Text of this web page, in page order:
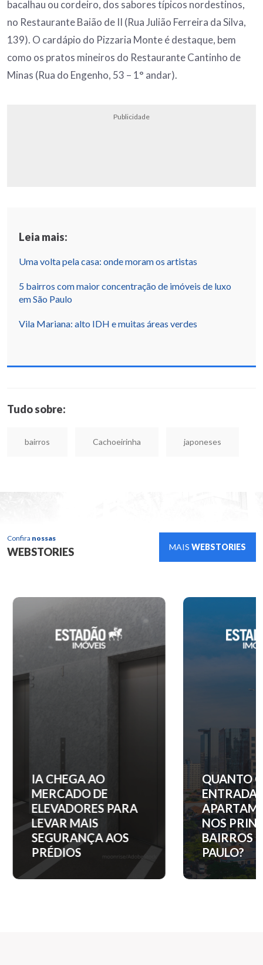
bacalhau ou cordeiro, dos sabores típicos nordestinos,
no Restaurante Baião de II (Rua Julião Ferreira da Silva,
139). O cardápio do Pizzaria Monte é destaque, bem
como os pratos mineiros do Restaurante Cantinho de
Minas (Rua do Engenho, 53 – 1° andar).
Publicidade
Leia mais:
Uma volta pela casa: onde moram os artistas
5 bairros com maior concentração de imóveis de luxo
em São Paulo
Vila Mariana: alto IDH e muitas áreas verdes
Tudo sobre:
bairros Cachoeirinha japoneses
Confira nossas
WEBSTORIES MAIS WEBSTORIES
IA CHEGA AO
MERCADO DE
ELEVADORES PARA
LEVAR MAIS
SEGURANÇA AOS
PRÉDIOS
QUANTO
ENTRADA
NOS
BAIRROS
PAULO?